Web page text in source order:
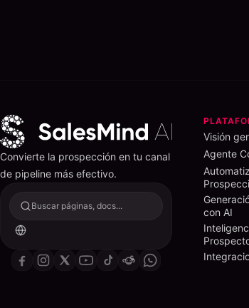
Convierte la prospección en tu canal
de pipeline más efectivo.
Buscar páginas, docs...
Visión
Agente
con AI